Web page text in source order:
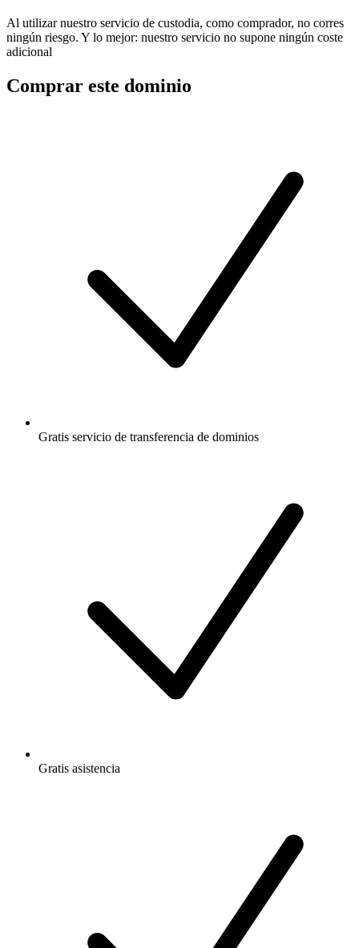
Al utilizar nuestro servicio de custodia, como comprador, no corres
ningún riesgo. Y lo mejor: nuestro servicio no supone ningún coste
adicional
Comprar este dominio
Gratis servicio de transferencia de dominios
Gratis asistencia